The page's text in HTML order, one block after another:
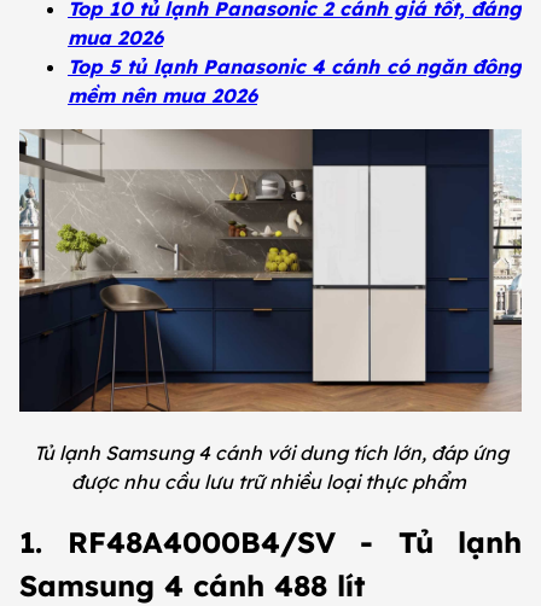
Top 10 tủ lạnh Panasonic 2 cánh giá tốt, đáng
mua 2026
Top 5 tủ lạnh Panasonic 4 cánh có ngăn đông
mềm nên mua 2026
Tủ lạnh Samsung 4 cánh với dung tích lớn, đáp ứng
được nhu cầu lưu trữ nhiều loại thực phẩm
1. RF48A4000B4/SV - Tủ lạnh
Samsung 4 cánh 488 lít